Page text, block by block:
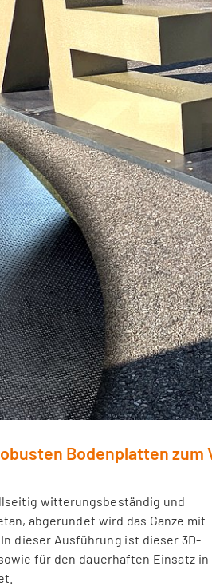
Bodenplatten zum
witterungsbeständig und
abgerundet wird das Ganze mit
dieser Ausführung ist dieser 3D-
für den dauerhaften Einsatz in